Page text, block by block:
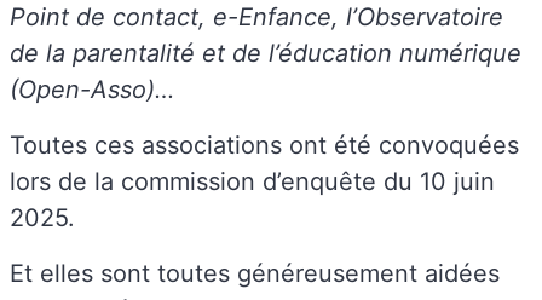
Point de contact, e-Enfance, l’Observatoire
de la parentalité et de l’éducation numérique
(Open-Asso)…
Toutes ces associations ont été convoquées
lors de la commission d’enquête du 10 juin
2025.
Et elles sont toutes généreusement aidées